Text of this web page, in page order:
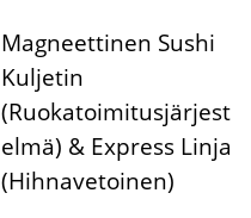
Magneettinen Sushi
Kuljetin
(Ruokatoimitusjärjest
Elmä) & Express Linja
(Hihnavetoinen)